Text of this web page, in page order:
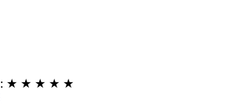
: ★ ★ ★ ★ ★